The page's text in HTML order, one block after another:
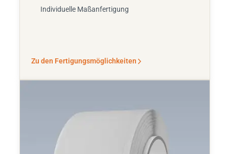
Individuelle Maßanfertigung
Zu den Fertigungsmöglichkeiten